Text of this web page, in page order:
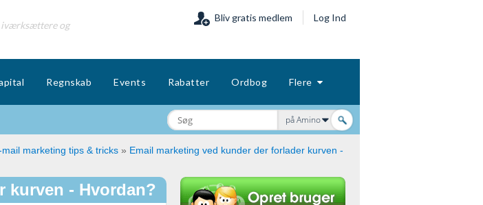
iværksættere og
Bliv gratis medlem Log Ind
Regnskab Events Rabatter Ordbog Flere
på Amino
mail marketing tips & tricks » Email marketing ved kunder der forlader kurven -
kurven - Hvordan?